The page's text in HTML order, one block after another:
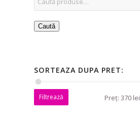
Caută
SORTEAZA DUPA PRET:
Filtrează Preț: 370 lei